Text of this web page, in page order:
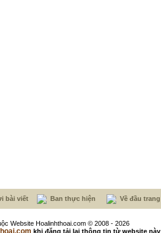
bài viết Ban thực hiện Về đầu trang
Website Hoalinhthoai.com © 2008 - 2026
khi đăng tải lại thông tin từ website này